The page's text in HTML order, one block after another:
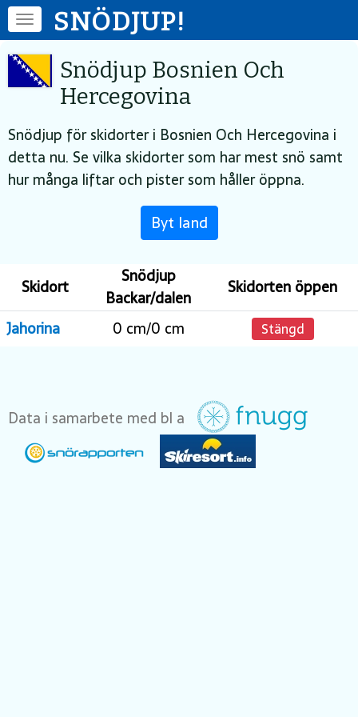
SNÖDJUP!
Snödjup Bosnien Och
Hercegovina
Snödjup för skidorter i Bosnien Och Hercegovina i
detta nu. Se vilka skidorter som har mest snö samt
hur många liftar och pister som håller öppna.
Byt land
Skidort
Snödjup
Backar/dalen
Skidorten öppen
Jahorina
0 cm/0 cm Stängd
Data i samarbete med bl a